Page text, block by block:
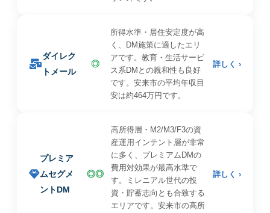
ダイレク
トメール
◎
所得水準・居住安定度が高
く、DM施策に適したエリ
アです。教育・生活サービ
ス系DMとの親和性も良好
です。安来市の平均年収目
安は約464万円です。
詳しく ›
プレミア
ムセグメ
ントDM
◎◎
高所得層・M2/M3/F3の資
産運用インテント層が非常
に多く、プレミアムDMの
費用対効果が最高水準で
す。ミレニアル世代の投
資・貯蓄志向とも合致する
エリアです。安来市の高所
詳しく ›